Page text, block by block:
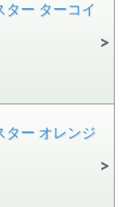
ター ターコイ
ター オレンジ